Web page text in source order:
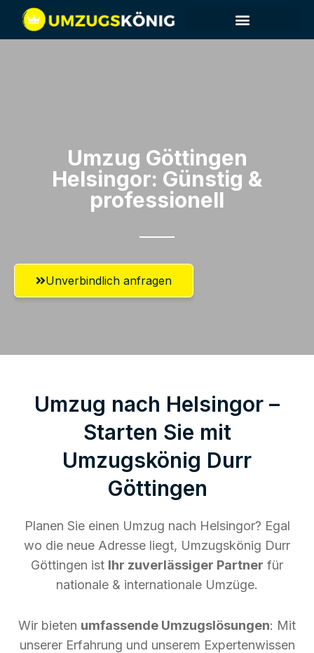
Umzug Göttingen​
Helsingor: Günstig &
professionell​
Unverbindlich anfragen
Umzug nach Helsingor –
Starten Sie mit
Umzugskönig Durr
Göttingen
Planen Sie einen Umzug nach Helsingor? Egal
wo die neue Adresse liegt, Umzugskönig Durr
Göttingen ist Ihr zuverlässiger Partner für
nationale & internationale Umzüge.
Wir bieten umfassende Umzugslösungen: Mit
unserer Erfahrung und unserem Expertenwissen